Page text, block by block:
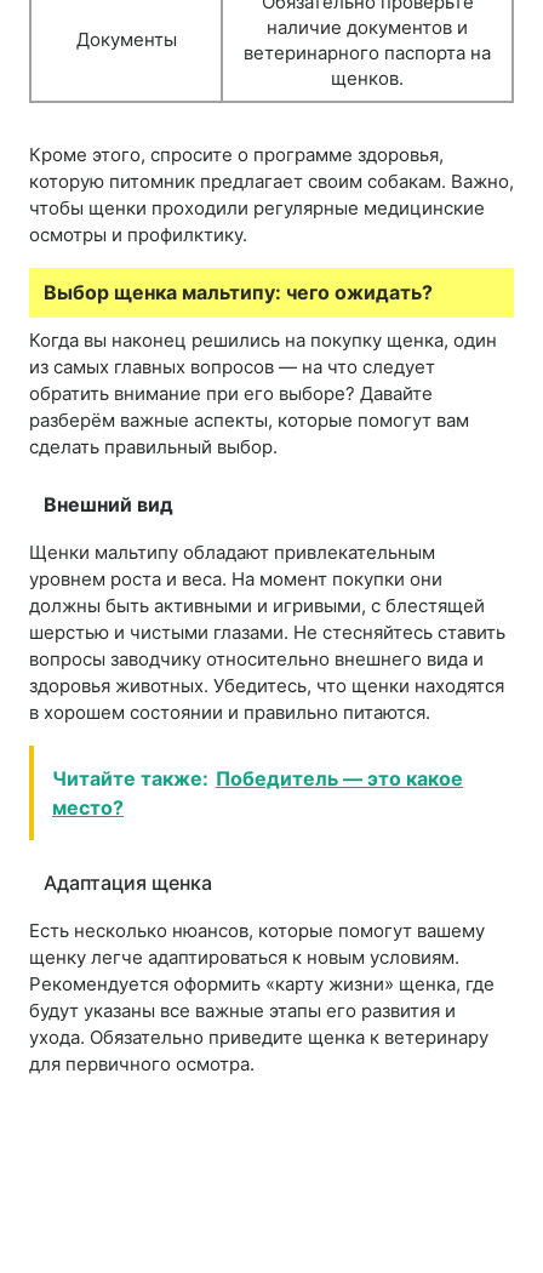
Документы
наличие документов и
ветеринарного паспорта на
щенков.
Кроме этого, спросите о программе здоровья,
которую питомник предлагает своим собакам. Важно,
чтобы щенки проходили регулярные медицинские
осмотры и профилктику.
Выбор щенка мальтипу: чего ожидать?
Когда вы наконец решились на покупку щенка, один
из самых главных вопросов — на что следует
обратить внимание при его выборе? Давайте
разберём важные аспекты, которые помогут вам
сделать правильный выбор.
Внешний вид
Щенки мальтипу обладают привлекательным
уровнем роста и веса. На момент покупки они
должны быть активными и игривыми, с блестящей
шерстью и чистыми глазами. Не стесняйтесь ставить
вопросы заводчику относительно внешнего вида и
здоровья животных. Убедитесь, что щенки находятся
в хорошем состоянии и правильно питаются.
Читайте также: Победитель — это какое
место?
Адаптация щенка
Есть несколько нюансов, которые помогут вашему
щенку легче адаптироваться к новым условиям.
Рекомендуется оформить «карту жизни» щенка, где
будут указаны все важные этапы его развития и
ухода. Обязательно приведите щенка к ветеринару
для первичного осмотра.